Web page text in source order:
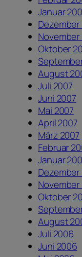
Januar
Dezember
November
Oktober
August
Juli 2007
Juni 2007
Mai 2007
April 2007
März 2007
Februar
Januar
Oktober
August
Juli 2006
Juni 2006